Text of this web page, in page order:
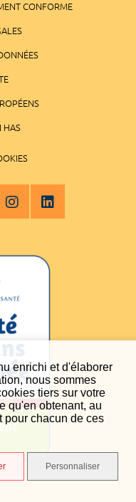
enrichi et d'élaborer
nous sommes
tiers sur votre
qu'en obtenant, au
pour chacun de ces
Personnaliser
CONFORME
HAS